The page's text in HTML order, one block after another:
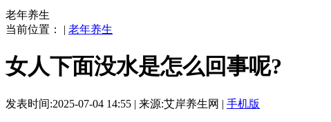
老年养生
当前位置： | 老年养生
女人下面没水是怎么回事呢?
发表时间:2025-07-04 14:55 | 来源:艾岸养生网 | 手机版